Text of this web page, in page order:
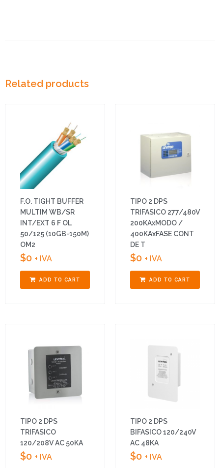
Related products
F.O. TIGHT BUFFER
MULTIM WB/SR
INT/EXT 6 F OL
50/125 (10GB-150M)
OM2
$0 + IVA
ADD TO CART
TIPO 2 DPS
TRIFASICO 277/480V
200KAxMODO /
400KAxFASE CONT
DE T
$0 + IVA
ADD TO CART
TIPO 2 DPS
TRIFASICO
120/208V AC 50KA
$0 + IVA
TIPO 2 DPS
BIFASICO 120/240V
AC 48KA
$0 + IVA